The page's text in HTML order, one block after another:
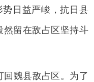
势日益严峻，抗日县
然留在敌占区坚持斗
回魏县敌占区。为了